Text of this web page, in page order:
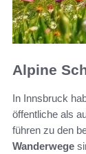
Alpine
In Innsbruck
öffentliche als
führen zu den
Wanderwege